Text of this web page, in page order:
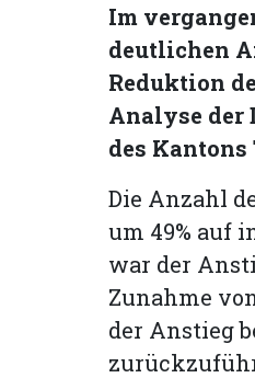
Im
deutlichen
Reduktion
Analyse der
des
Die Anzahl
um 49% auf
war der
Zunahme
der Anstieg